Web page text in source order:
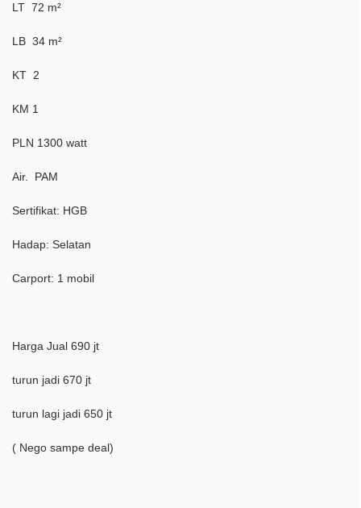
LT 72 m²
LB 34 m²
KT 2
KM 1
PLN 1300 watt
Air. PAM
Sertifikat: HGB
Hadap: Selatan
Carport: 1 mobil
Harga Jual 690 jt
turun jadi 670 jt
turun lagi jadi 650 jt
( Nego sampe deal)